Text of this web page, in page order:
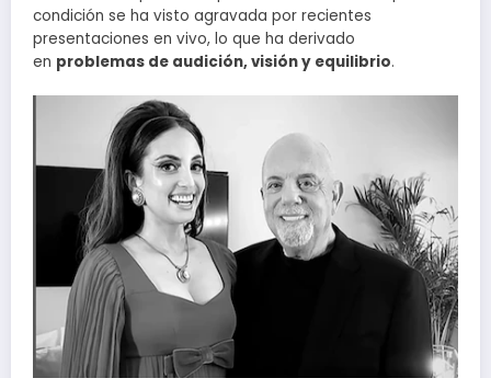
condición se ha visto agravada por recientes
presentaciones en vivo, lo que ha derivado
en problemas de audición, visión y equilibrio.